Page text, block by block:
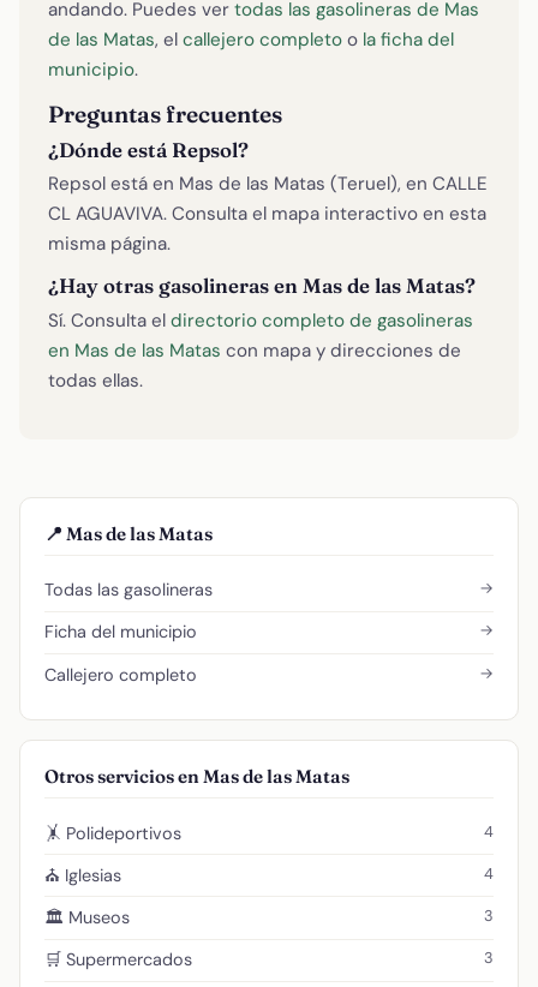
andando. Puedes ver todas las gasolineras de Mas
de las Matas, el callejero completo o la ficha del
municipio.
Preguntas frecuentes
¿Dónde está Repsol?
Repsol está en Mas de las Matas (Teruel), en CALLE
CL AGUAVIVA. Consulta el mapa interactivo en esta
misma página.
¿Hay otras gasolineras en Mas de las Matas?
Sí. Consulta el directorio completo de gasolineras
en Mas de las Matas con mapa y direcciones de
todas ellas.
📍 Mas de las Matas
Todas las gasolineras →
Ficha del municipio →
Callejero completo →
Otros servicios en Mas de las Matas
🤸 Polideportivos 4
⛪ Iglesias 4
🏛️ Museos 3
🛒 Supermercados 3